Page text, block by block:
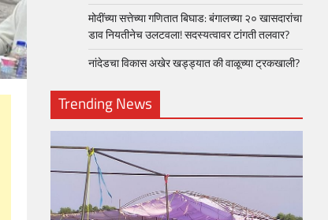
मोदींच्या सत्तेच्या गणितात बिघाड: बंगालच्या २० खासदारांचा
डाव नियतीनेच उलटवला! सदस्यत्वावर टांगती तलवार?
नांदेडचा विकास अखेर खड्ड्यात की वाळूच्या ट्रकखाली?
Trending News